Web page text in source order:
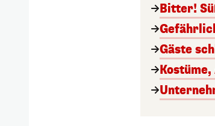
Bitter!
Gäste